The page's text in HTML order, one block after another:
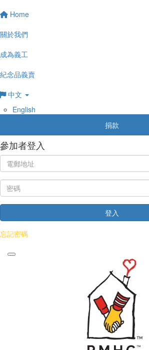
Home
關於我們
成為義工
紀念品義賣
中文
English
捐款
參加者登入
登入
忘記密碼